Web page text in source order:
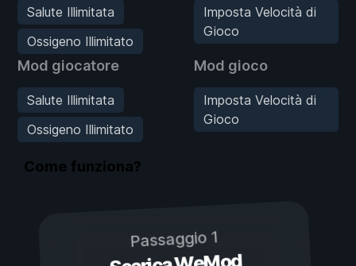
Salute Illimitata
Ossigeno Illimitato
Imposta Velocità di
Gioco
Mod giocatore
Salute Illimitata
Ossigeno Illimitato
Mod gioco
Imposta Velocità di
Gioco
Come funziona?
Passaggio 1